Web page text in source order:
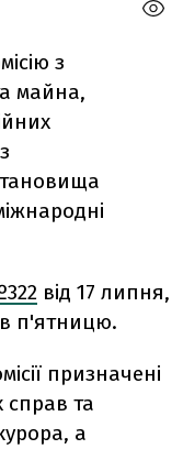
з
майна,
від 17 липня,
в п'ятницю.
призначені
справ та
а